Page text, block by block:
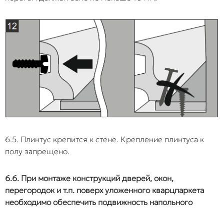
6.5. Плинтус крепится к стене. Крепление плинтуса к
полу запрещено.
6.6. При монтаже конструкций дверей, окон,
перегородок и т.п. поверх уложенного кварцпаркета
необходимо обеспечить подвижность напольного